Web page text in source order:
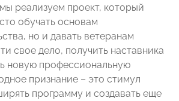
реализуем проект, который
обучать основам
но и давать ветеранам
свое дело, получить наставника
новую профессиональную
признание – это стимул
программу и создавать еще